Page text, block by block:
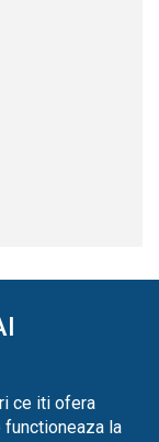
ce iti ofera
functioneaza la